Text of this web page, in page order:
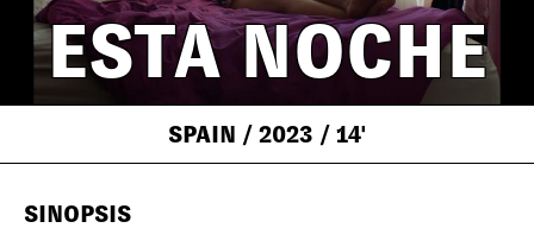
ESTA NOCHE
SPAIN / 2023 / 14'
SINOPSIS